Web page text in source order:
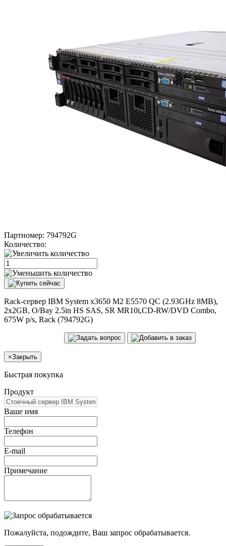
Партномер: 794792G
Количество:
Rack-сервер IBM System x3650 M2 E5570 QC (2.93GHz 8MB),
2x2GB, O/Bay 2.5in HS SAS, SR MR10i,CD-RW/DVD Combo,
675W p/s, Rack (794792G)
×Закрыть
Быстрая покупка
Продукт
Ваше имя
Телефон
E-mail
Примечание
Пожалуйста, подождите, Ваш запрос обрабатывается.